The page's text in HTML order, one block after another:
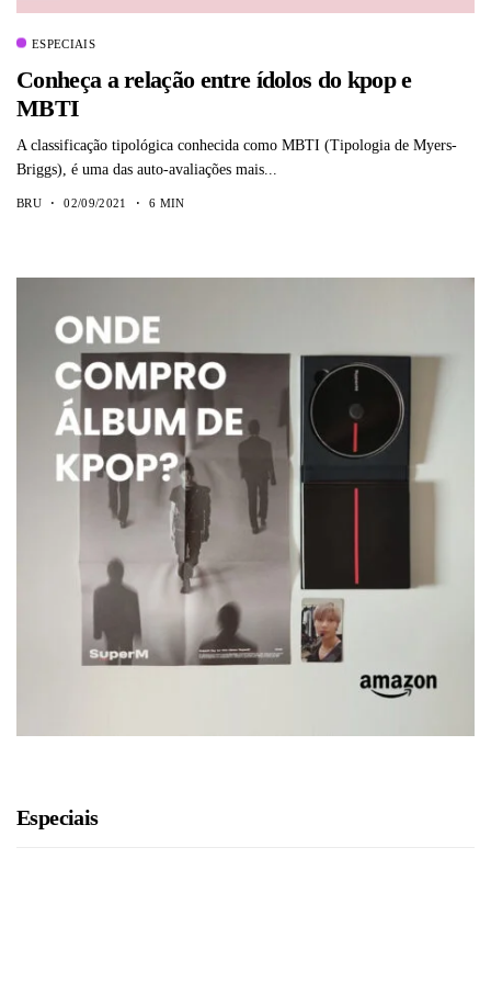
ESPECIAIS
Conheça a relação entre ídolos do kpop e
MBTI
A classificação tipológica conhecida como MBTI (Tipologia de Myers-
Briggs), é uma das auto-avaliações mais...
BRU 02/09/2021 6 MIN
Especiais